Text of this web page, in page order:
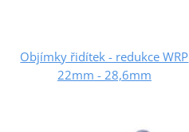
Objímky řidítek - redukce WRP
22mm - 28,6mm